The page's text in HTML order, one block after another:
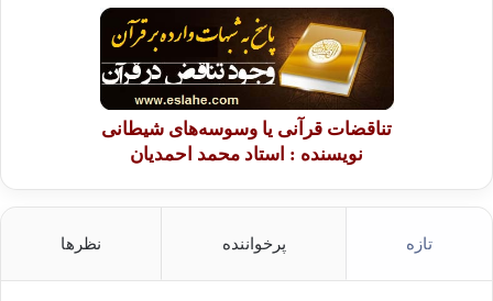
تناقضات قرآنی یا وسوسه‌های شیطانی
نویسنده : استاد محمد احمدیان
تازه پرخواننده نظرها